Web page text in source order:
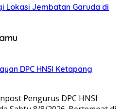
Lokasi Jembatan Garuda di
DPC HNSI Ketapang
Pengurus DPC HNSI